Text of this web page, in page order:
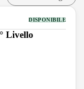
DISPONIBILE
Livello